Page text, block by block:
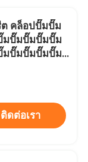
คล็อปปั๊มปั๊ม
ปั๊มปั๊มปั๊มปั๊ม
ปั๊มปั๊มปั๊มปั๊ม
ติดต่อเรา